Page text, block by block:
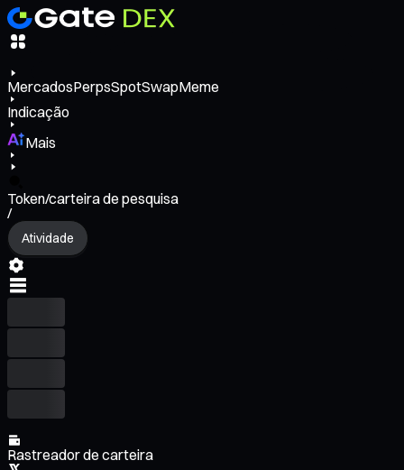
MercadosPerpsSpotSwapMeme
Indicação
Mais
Token/carteira de pesquisa
/
Atividade
Rastreador de carteira